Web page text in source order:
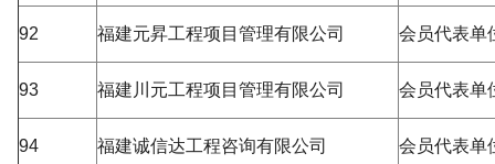
92 福建元昇工程项目管理有限公司 会员代表单
93 福建川元工程项目管理有限公司 会员代表单
94 福建诚信达工程咨询有限公司 会员代表单